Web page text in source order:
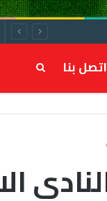
اتصل بنا بحث
عن